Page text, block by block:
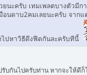
ยนะครับ เทมเพลตบางตัว
อนดาบ2คมเลยนะครับ จาก
ปหาวิธีดึงฟีดกันละครับทีนี้
บกันไปครับท่าน หากจะให้ดี